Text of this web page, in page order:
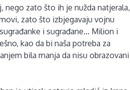
nego zato što ih je nužda natjerala,
zato što izbjegavaju vojnu
i sugrađane... Milion i
kao da bi naša potreba za
bila manja da nisu obrazovani